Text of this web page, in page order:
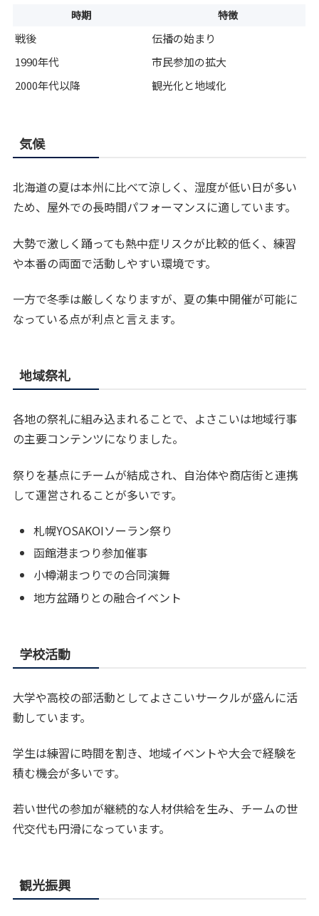
時期 特徴
戦後
伝播の始まり
1990年代
市民参加の拡大
2000年代以降
観光化と地域化
気候
北海道の夏は本州に比べて涼しく、湿度が低い日が多い
ため、屋外での長時間パフォーマンスに適しています。
大勢で激しく踊っても熱中症リスクが比較的低く、練習
や本番の両面で活動しやすい環境です。
一方で冬季は厳しくなりますが、夏の集中開催が可能に
なっている点が利点と言えます。
地域祭礼
各地の祭礼に組み込まれることで、よさこいは地域行事
の主要コンテンツになりました。
祭りを基点にチームが結成され、自治体や商店街と連携
して運営されることが多いです。
札幌YOSAKOIソーラン祭り
函館港まつり参加催事
小樽潮まつりでの合同演舞
地方盆踊りとの融合イベント
学校活動
大学や高校の部活動としてよさこいサークルが盛んに活
動しています。
学生は練習に時間を割き、地域イベントや大会で経験を
積む機会が多いです。
若い世代の参加が継続的な人材供給を生み、チームの世
代交代も円滑になっています。
観光振興